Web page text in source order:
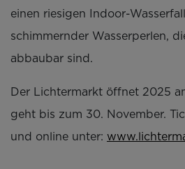
einen riesigen Indoor-
schimmernder Wasserperlen,
abbaubar sind.
Der Lichtermarkt öffnet 2025
geht bis zum 30. November.
und online unter: